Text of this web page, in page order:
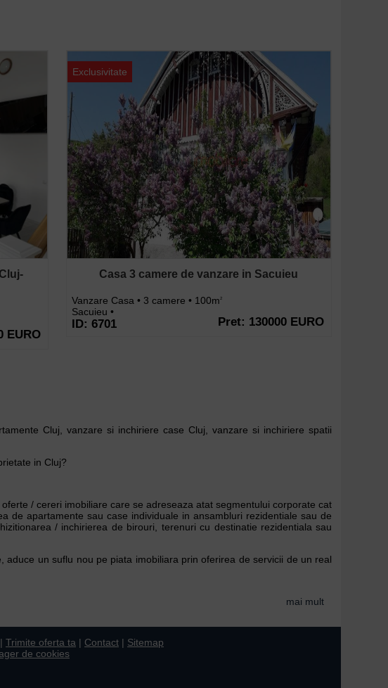
EURO
Exclusivitate
Casa 3 camere de vanzare in Sacuieu
Vanzare Casa • 3 camere • 100m2
Sacuieu •
ID: 6701 Pret: 130000 EURO
Cluj, vanzare si inchiriere case Cluj, vanzare si inchiriere spatii
in Cluj?
/ cereri imobiliare care se adreseaza atat segmentului corporate cat
de apartamente sau case individuale in ansambluri rezidentiale sau de
/ inchirierea de birouri, terenuri cu destinatie rezidentiala sau
aduce un suflu nou pe piata imobiliara prin oferirea de servicii de un real
mai mult
| Trimite oferta ta | Contact | Sitemap
de cookies